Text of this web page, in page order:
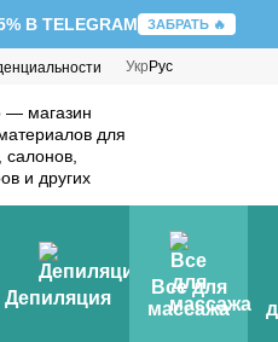
В TELEGRAM ЗАБРАТЬ 🔥
Укр Рус
Депиляция
Все для
массажа